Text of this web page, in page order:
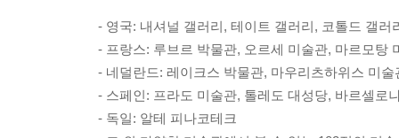
르누아르는 관절이 망가져서 붓을 잡지 못하게
렇게까지 고통스럽게 그림을 그리느냐는 누군가
신의 고통스러운 시간은 결국 지나가겠지만 아
누아르는 모두가 행복하기를 바라면서 그림을 그
- 영국: 내셔널 갤러리, 테이트 갤러리, 코톨드 갤러
- 프랑스: 루브르 박물관, 오르세 미술관, 마르모탕
- 네덜란드: 레이크스 박물관, 마우리츠하위스 미
- 스페인: 프라도 미술관, 톨레도 대성당, 바르셀로
- 독일: 알테 피나코테크